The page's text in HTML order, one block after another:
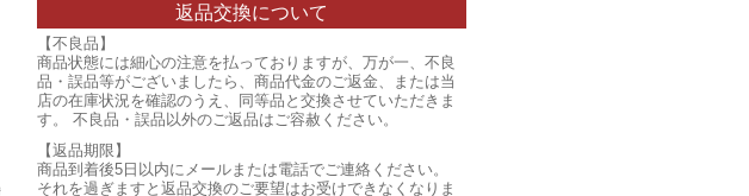
返品交換について
【不良品】
商品状態には細心の注意を払っておりますが、万が一、不良
品・誤品等がございましたら、商品代金のご返金、または当
店の在庫状況を確認のうえ、同等品と交換させていただきま
す。 不良品・誤品以外のご返品はご容赦ください。
【返品期限】
商品到着後5日以内にメールまたは電話でご連絡ください。
それを過ぎますと返品交換のご要望はお受けできなくなりま